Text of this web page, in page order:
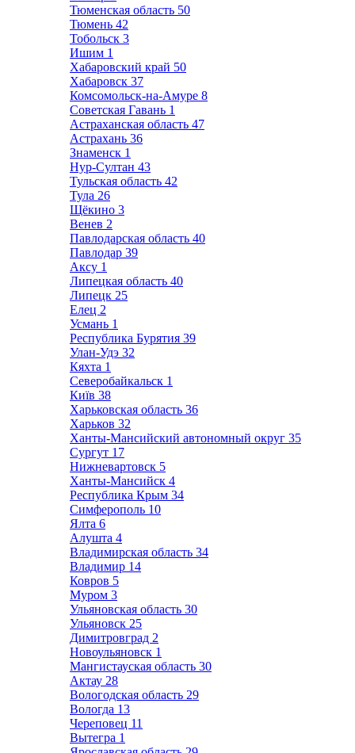
Тюменская область 50
Тюмень 42
Тобольск 3
Ишим 1
Хабаровский край 50
Хабаровск 37
Комсомольск-на-Амуре 8
Советская Гавань 1
Астраханская область 47
Астрахань 36
Знаменск 1
Нур-Султан 43
Тульская область 42
Тула 26
Щёкино 3
Венев 2
Павлодарская область 40
Павлодар 39
Аксу 1
Липецкая область 40
Липецк 25
Елец 2
Усмань 1
Республика Бурятия 39
Улан-Удэ 32
Кяхта 1
Северобайкальск 1
Київ 38
Харьковская область 36
Харьков 32
Ханты-Мансийский автономный округ 35
Сургут 17
Нижневартовск 5
Ханты-Мансийск 4
Республика Крым 34
Симферополь 10
Ялта 6
Алушта 4
Владимирская область 34
Владимир 14
Ковров 5
Муром 3
Ульяновская область 30
Ульяновск 25
Димитровград 2
Новоульяновск 1
Мангистауская область 30
Актау 28
Вологодская область 29
Вологда 13
Череповец 11
Вытегра 1